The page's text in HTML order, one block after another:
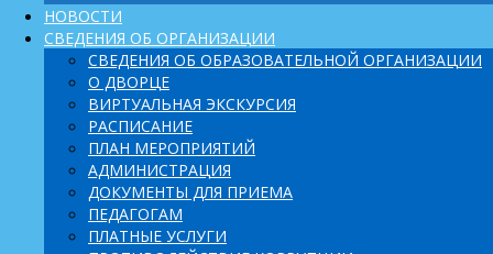
НОВОСТИ
СВЕДЕНИЯ ОБ ОРГАНИЗАЦИИ
СВЕДЕНИЯ ОБ ОБРАЗОВАТЕЛЬНОЙ ОРГАНИЗАЦИИ
О ДВОРЦЕ
ВИРТУАЛЬНАЯ ЭКСКУРСИЯ
РАСПИСАНИЕ
ПЛАН МЕРОПРИЯТИЙ
АДМИНИСТРАЦИЯ
ДОКУМЕНТЫ ДЛЯ ПРИЕМА
ПЕДАГОГАМ
ПЛАТНЫЕ УСЛУГИ